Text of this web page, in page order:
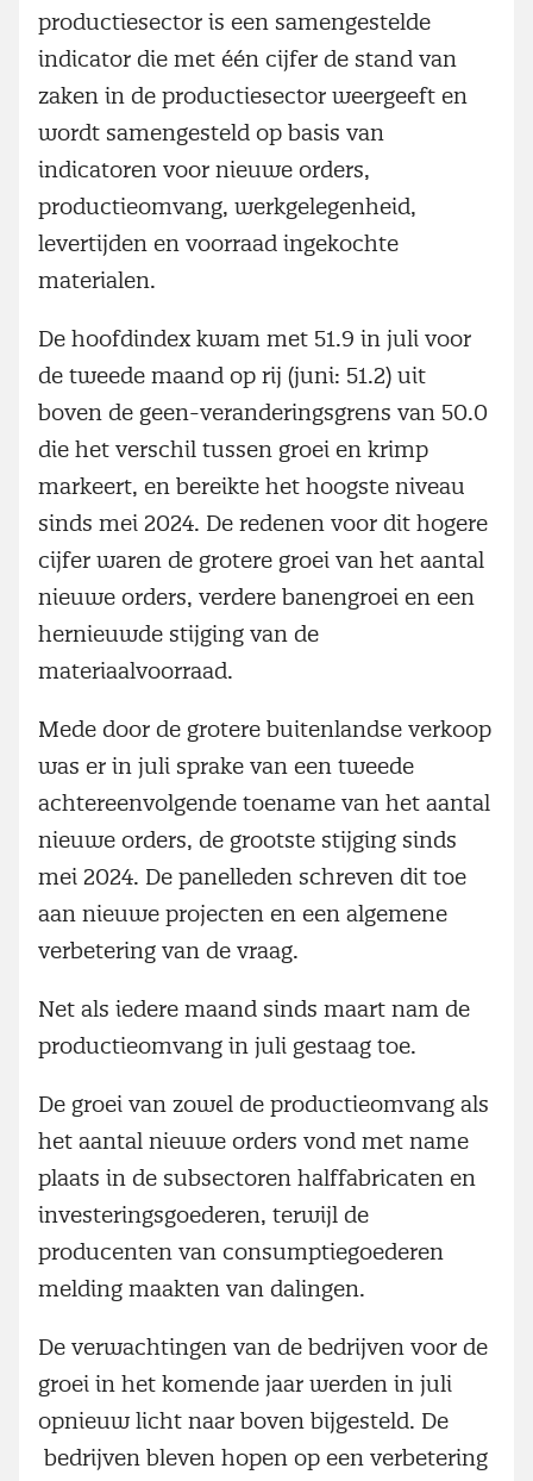
productiesector is een samengestelde
indicator die met één cijfer de stand van
zaken in de productiesector weergeeft en
wordt samengesteld op basis van
indicatoren voor nieuwe orders,
productieomvang, werkgelegenheid,
levertijden en voorraad ingekochte
materialen.
De hoofdindex kwam met 51.9 in juli voor
de tweede maand op rij (juni: 51.2) uit
boven de geen-veranderingsgrens van 50.0
die het verschil tussen groei en krimp
markeert, en bereikte het hoogste niveau
sinds mei 2024. De redenen voor dit hogere
cijfer waren de grotere groei van het aantal
nieuwe orders, verdere banengroei en een
hernieuwde stijging van de
materiaalvoorraad.
Mede door de grotere buitenlandse verkoop
was er in juli sprake van een tweede
achtereenvolgende toename van het aantal
nieuwe orders, de grootste stijging sinds
mei 2024. De panelleden schreven dit toe
aan nieuwe projecten en een algemene
verbetering van de vraag.
Net als iedere maand sinds maart nam de
productieomvang in juli gestaag toe.
De groei van zowel de productieomvang als
het aantal nieuwe orders vond met name
plaats in de subsectoren halffabricaten en
investeringsgoederen, terwijl de
producenten van consumptiegoederen
melding maakten van dalingen.
De verwachtingen van de bedrijven voor de
groei in het komende jaar werden in juli
opnieuw licht naar boven bijgesteld. De
bedrijven bleven hopen op een verbetering